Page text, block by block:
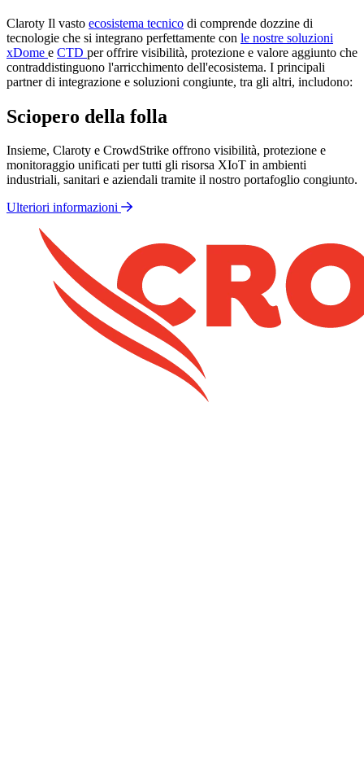
Claroty Il vasto ecosistema tecnico di comprende dozzine di
tecnologie che si integrano perfettamente con le nostre soluzioni
xDome e CTD per offrire visibilità, protezione e valore aggiunto che
contraddistinguono l'arricchimento dell'ecosistema. I principali
partner di integrazione e soluzioni congiunte, tra gli altri, includono:
Sciopero della folla
Insieme, Claroty e CrowdStrike offrono visibilità, protezione e
monitoraggio unificati per tutti gli risorsa XIoT in ambienti
industriali, sanitari e aziendali tramite il nostro portafoglio congiunto.
Ulteriori informazioni